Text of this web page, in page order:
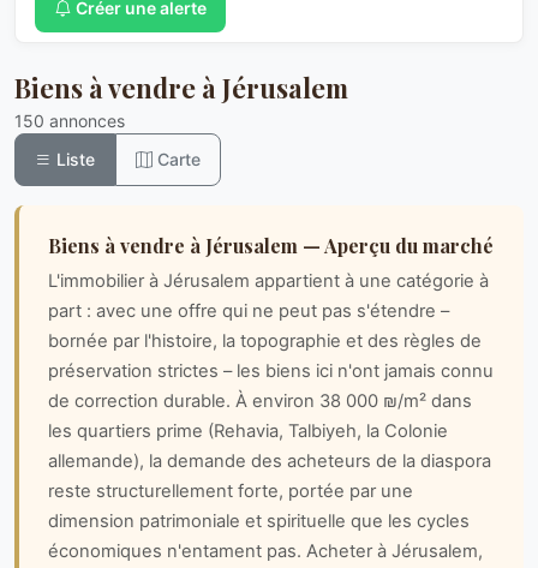
Créer une alerte
Biens à vendre à Jérusalem
150 annonces
Liste
Carte
Biens à vendre à Jérusalem — Aperçu du marché
L'immobilier à Jérusalem appartient à une catégorie à
part : avec une offre qui ne peut pas s'étendre –
bornée par l'histoire, la topographie et des règles de
préservation strictes – les biens ici n'ont jamais connu
de correction durable. À environ 38 000 ₪/m² dans
les quartiers prime (Rehavia, Talbiyeh, la Colonie
allemande), la demande des acheteurs de la diaspora
reste structurellement forte, portée par une
dimension patrimoniale et spirituelle que les cycles
économiques n'entament pas. Acheter à Jérusalem,